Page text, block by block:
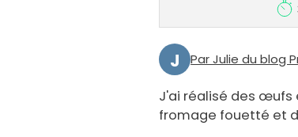
J Par Julie du blog
J'ai réalisé des œufs
fromage fouetté et